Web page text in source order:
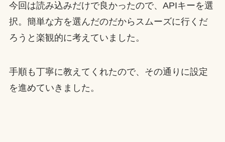
今回は読み込みだけで良かったので、APIキーを選
択。簡単な方を選んだのだからスムーズに行くだ
ろうと楽観的に考えていました。
手順も丁寧に教えてくれたので、その通りに設定
を進めていきました。